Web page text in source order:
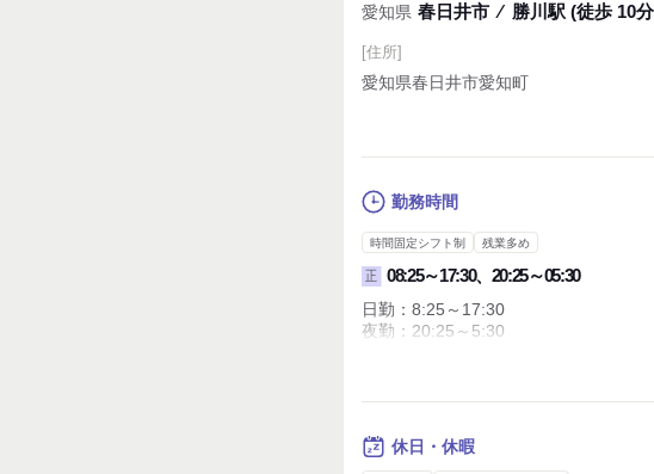
愛知県 春日井市 ⁄ 勝川駅 (徒歩 10
[住所]
愛知県春日井市愛知町
勤務時間
時間固定シフト制 残業多め
正 08:25～17:30、20:25～05:30
日勤：8:25～17:30
夜勤：20:25～5:30
休日・休暇